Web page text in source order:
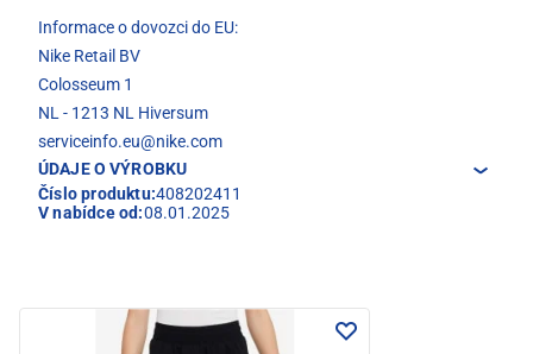
Informace o dovozci do EU:
Nike Retail BV
Colosseum 1
NL - 1213 NL Hiversum
serviceinfo.eu@nike.com
ÚDAJE O VÝROBKU
Číslo produktu:408202411
V nabídce od:08.01.2025